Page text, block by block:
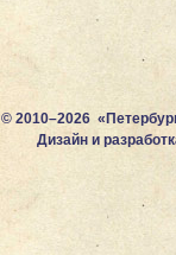
© 2010–2026
Дизайн и